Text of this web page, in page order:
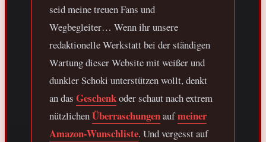
seid meine treuen Fans und
Wegbegleiter… Wenn ihr unsere
redaktionelle Werkstatt bei der ständigen
Wartung dieser Website mit weißer und
dunkler Schoki unterstützen wollt, denkt
an das Geschenkoder schaut nach extrem
nützlichenÜberraschungenaufmeiner
Amazon-Wunschliste. Und vergesst auf